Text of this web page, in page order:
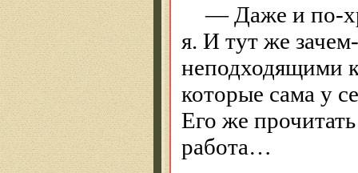
— Даже и по-
я. И тут же
неподходящими
которые сама у
Его же
работа…